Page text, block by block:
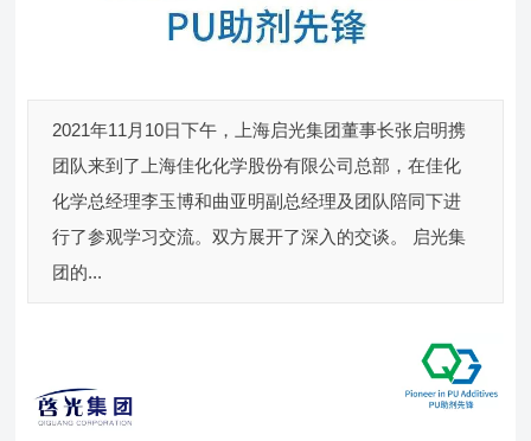
2021年11月10日下午，上海启光集团董事长张启明携
团队来到了上海佳化化学股份有限公司总部，在佳化
化学总经理李玉博和曲亚明副总经理及团队陪同下进
行了参观学习交流。双方展开了深入的交谈。 启光集
团的...